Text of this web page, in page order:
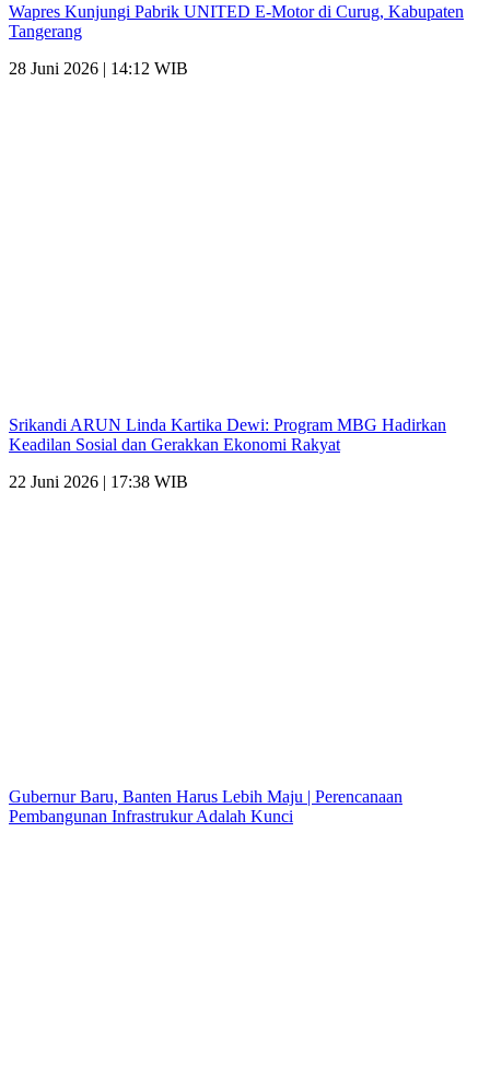
Wapres Kunjungi Pabrik UNITED E-Motor di Curug, Kabupaten
Tangerang
28 Juni 2026 | 14:12 WIB
Srikandi ARUN Linda Kartika Dewi: Program MBG Hadirkan
Keadilan Sosial dan Gerakkan Ekonomi Rakyat
22 Juni 2026 | 17:38 WIB
Gubernur Baru, Banten Harus Lebih Maju | Perencanaan
Pembangunan Infrastrukur Adalah Kunci